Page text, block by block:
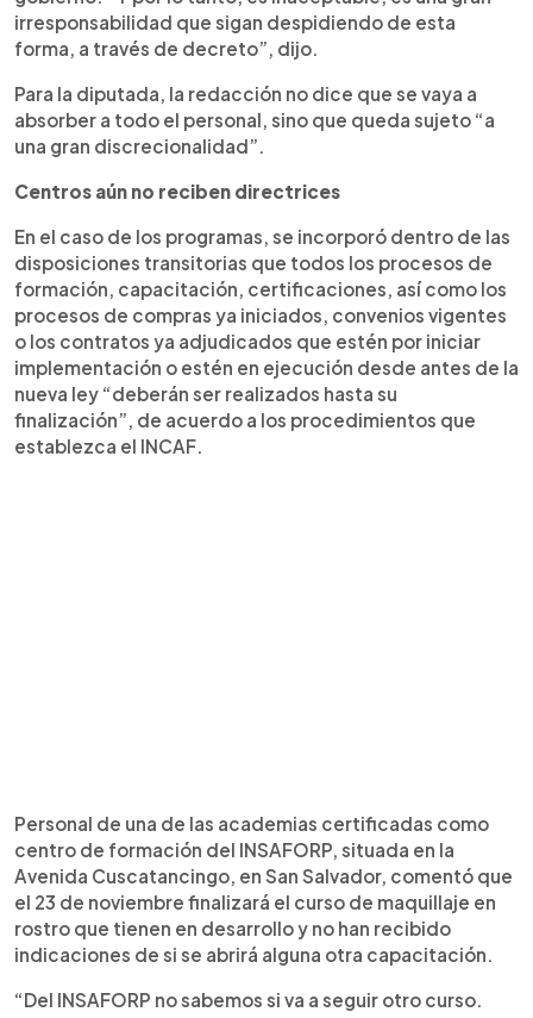
irresponsabilidad que sigan despidiendo de esta
forma, a través de decreto”, dijo.
Para la diputada, la redacción no dice que se vaya a
absorber a todo el personal, sino que queda sujeto “a
una gran discrecionalidad”.
Centros aún no reciben directrices
En el caso de los programas, se incorporó dentro de las
disposiciones transitorias que todos los procesos de
formación, capacitación, certificaciones, así como los
procesos de compras ya iniciados, convenios vigentes
o los contratos ya adjudicados que estén por iniciar
implementación o estén en ejecución desde antes de la
nueva ley “deberán ser realizados hasta su
finalización”, de acuerdo a los procedimientos que
establezca el INCAF.
Personal de una de las academias certificadas como
centro de formación del INSAFORP, situada en la
Avenida Cuscatancingo, en San Salvador, comentó que
el 23 de noviembre finalizará el curso de maquillaje en
rostro que tienen en desarrollo y no han recibido
indicaciones de si se abrirá alguna otra capacitación.
“Del INSAFORP no sabemos si va a seguir otro curso.